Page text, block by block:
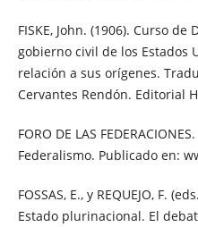
FISKE, John. (1906). Curso
gobierno civil de los Estados
relación a sus orígenes.
Cervantes Rendón. Editorial
FORO DE LAS
Federalismo. Publicado en:
FOSSAS, E., y REQUEJO, F.
Estado plurinacional. El